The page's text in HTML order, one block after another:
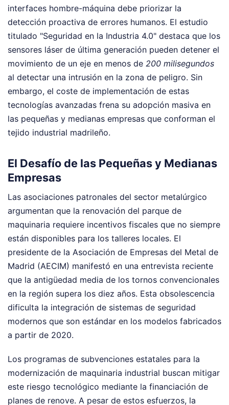
interfaces hombre-máquina debe priorizar la
detección proactiva de errores humanos. El estudio
titulado "Seguridad en la Industria 4.0" destaca que los
sensores láser de última generación pueden detener el
movimiento de un eje en menos de 200 milisegundos
al detectar una intrusión en la zona de peligro. Sin
embargo, el coste de implementación de estas
tecnologías avanzadas frena su adopción masiva en
las pequeñas y medianas empresas que conforman el
tejido industrial madrileño.
El Desafío de las Pequeñas y Medianas
Empresas
Las asociaciones patronales del sector metalúrgico
argumentan que la renovación del parque de
maquinaria requiere incentivos fiscales que no siempre
están disponibles para los talleres locales. El
presidente de la Asociación de Empresas del Metal de
Madrid (AECIM) manifestó en una entrevista reciente
que la antigüedad media de los tornos convencionales
en la región supera los diez años. Esta obsolescencia
dificulta la integración de sistemas de seguridad
modernos que son estándar en los modelos fabricados
a partir de 2020.
Los programas de subvenciones estatales para la
modernización de maquinaria industrial buscan mitigar
este riesgo tecnológico mediante la financiación de
planes de renove. A pesar de estos esfuerzos, la